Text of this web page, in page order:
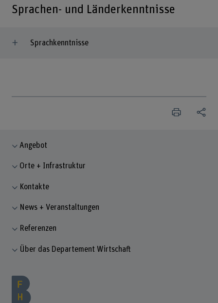
Sprachen- und Länderkenntnisse
Sprachkenntnisse
Angebot
Orte + Infrastruktur
Kontakte
News + Veranstaltungen
Referenzen
Über das Departement Wirtschaft